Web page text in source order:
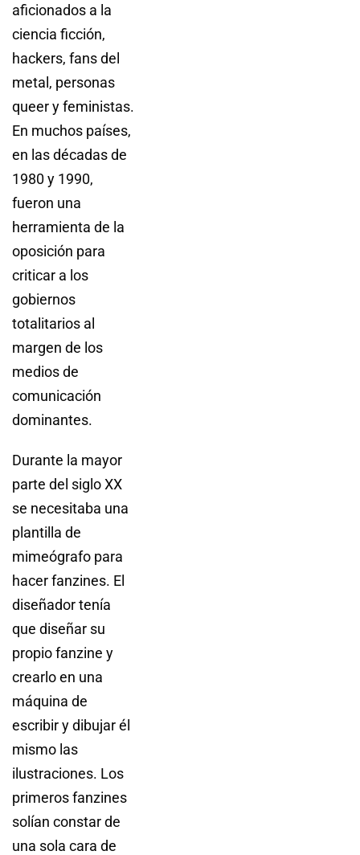
aficionados a la
ciencia ficción,
hackers, fans del
metal, personas
queer y feministas.
En muchos países,
en las décadas de
1980 y 1990,
fueron una
herramienta de la
oposición para
criticar a los
gobiernos
totalitarios al
margen de los
medios de
comunicación
dominantes.
Durante la mayor
parte del siglo XX
se necesitaba una
plantilla de
mimeógrafo para
hacer fanzines. El
diseñador tenía
que diseñar su
propio fanzine y
crearlo en una
máquina de
escribir y dibujar él
mismo las
ilustraciones. Los
primeros fanzines
solían constar de
una sola cara de